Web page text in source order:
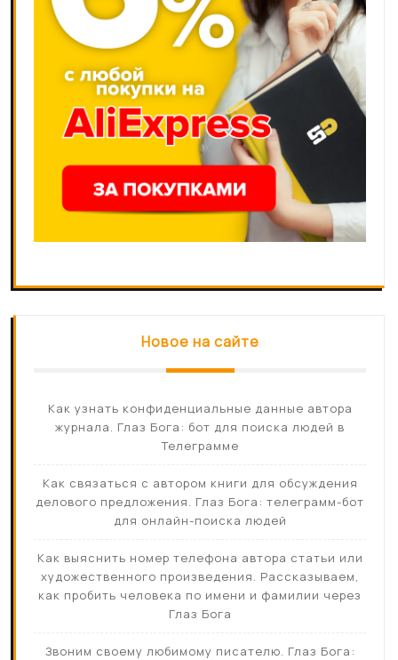
Новое на сайте
Как узнать конфиденциальные данные автора
журнала. Глаз Бога: бот для поиска людей в
Телеграмме
Как связаться с автором книги для обсуждения
делового предложения. Глаз Бога: телеграмм-бот
для онлайн-поиска людей
Как выяснить номер телефона автора статьи или
художественного произведения. Рассказываем,
как пробить человека по имени и фамилии через
Глаз Бога
Звоним своему любимому писателю. Глаз Бога: